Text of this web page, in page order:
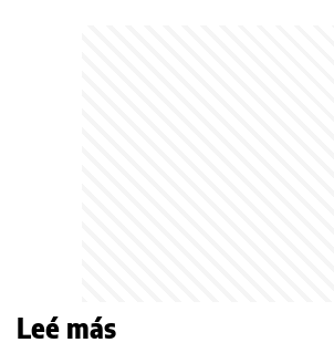
Leé más